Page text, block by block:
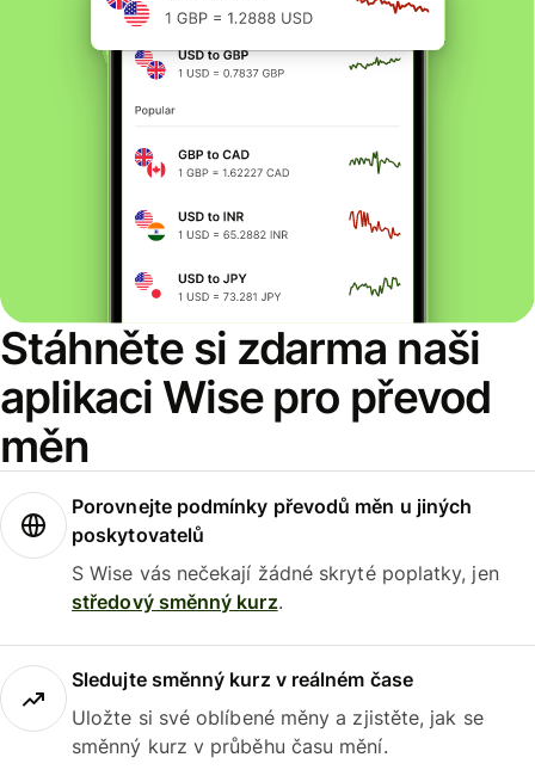
Stáhněte si zdarma naši
aplikaci Wise pro převod
měn
Porovnejte podmínky převodů měn u jiných
poskytovatelů
S Wise vás nečekají žádné skryté poplatky, jen
středový směnný kurz.
Sledujte směnný kurz v reálném čase
Uložte si své oblíbené měny a zjistěte, jak se
směnný kurz v průběhu času mění.